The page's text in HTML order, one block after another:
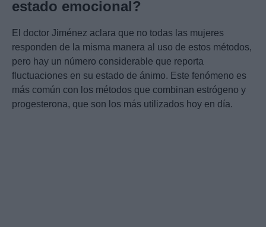
estado emocional?
El doctor Jiménez aclara que no todas las mujeres
responden de la misma manera al uso de estos métodos,
pero hay un número considerable que reporta
fluctuaciones en su estado de ánimo. Este fenómeno es
más común con los métodos que combinan estrógeno y
progesterona, que son los más utilizados hoy en día.